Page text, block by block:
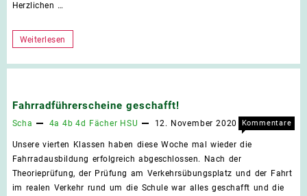
Herzlichen …
Schulhausmeister
2020
Weiterlesen
Fahrradführerscheine geschafft!
Scha 4a 4b 4d Fächer HSU 12. November 2020
Kommentare
Unsere vierten Klassen haben diese Woche mal wieder die
Fahrradausbildung erfolgreich abgeschlossen. Nach der
Theorieprüfung, der Prüfung am Verkehrsübungsplatz und der Fahrt
im realen Verkehr rund um die Schule war alles geschafft und die